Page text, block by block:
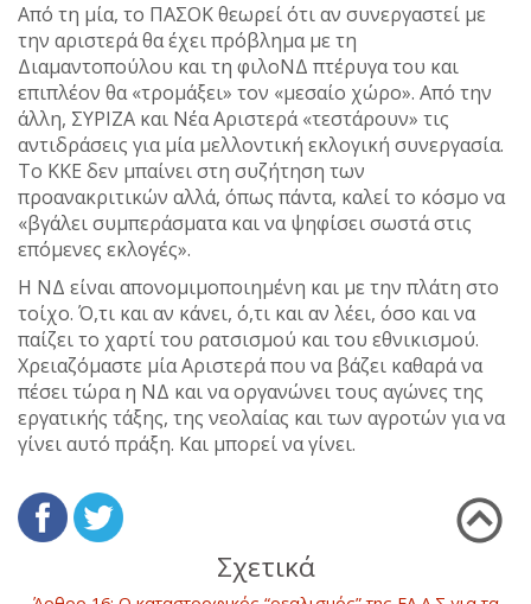
Από τη μία, το ΠΑΣΟΚ θεωρεί ότι αν συνεργαστεί με
την αριστερά θα έχει πρόβλημα με τη
Διαμαντοπούλου και τη φιλοΝΔ πτέρυγα του και
επιπλέον θα «τρομάξει» τον «μεσαίο χώρο». Από την
άλλη, ΣΥΡΙΖΑ και Νέα Αριστερά «τεστάρουν» τις
αντιδράσεις για μία μελλοντική εκλογική συνεργασία.
Το ΚΚΕ δεν μπαίνει στη συζήτηση των
προανακριτικών αλλά, όπως πάντα, καλεί το κόσμο να
«βγάλει συμπεράσματα και να ψηφίσει σωστά στις
επόμενες εκλογές».
Η ΝΔ είναι απονομιμοποιημένη και με την πλάτη στο
τοίχο. Ό,τι και αν κάνει, ό,τι και αν λέει, όσο και να
παίζει το χαρτί του ρατσισμού και του εθνικισμού.
Χρειαζόμαστε μία Αριστερά που να βάζει καθαρά να
πέσει τώρα η ΝΔ και να οργανώνει τους αγώνες της
εργατικής τάξης, της νεολαίας και των αγροτών για να
γίνει αυτό πράξη. Και μπορεί να γίνει.
Σχετικά